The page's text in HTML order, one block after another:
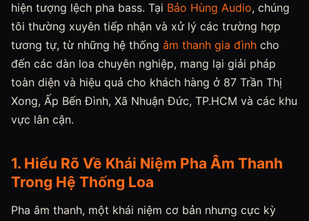
hiện tượng lệch pha bass. Tại Bảo Hùng Audio, chúng
tôi thường xuyên tiếp nhận và xử lý các trường hợp
tương tự, từ những hệ thống âm thanh gia đình cho
đến các dàn loa chuyên nghiệp, mang lại giải pháp
toàn diện và hiệu quả cho khách hàng ở 87 Trần Thị
Xong, Ấp Bến Đình, Xã Nhuận Đức, TP.HCM và các khu
vực lân cận.
1. Hiểu Rõ Về Khái Niệm Pha Âm Thanh
Trong Hệ Thống Loa
Pha âm thanh, một khái niệm cơ bản nhưng cực kỳ